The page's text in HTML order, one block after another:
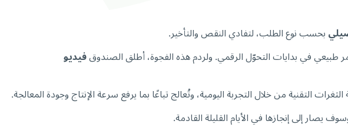
بحسب نوع الطلب، لتفادي النقص والتأخير.
طبيعي في بدايات التحوّل الرقمي. ولردم هذه الفجوة، أطلق الصندوقفيديو
التقنية من خلال التجربة اليومية، وتُعالج تباعًا بما يرفع سرعة الإنتاج وجودة المعالجة.